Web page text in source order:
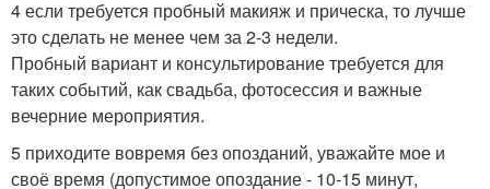
4 если требуется пробный макияж и прическа, то лучше
это сделать не менее чем за 2-3 недели.
Пробный вариант и консультирование требуется для
таких событий, как свадьба, фотосессия и важные
вечерние мероприятия.
5 приходите вовремя без опозданий, уважайте мое и
своё время (допустимое опоздание - 10-15 минут,